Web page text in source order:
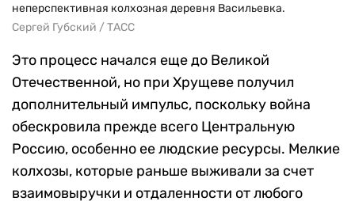
неперспективная колхозная деревня Васильевка.
Сергей Губский / ТАСС
Это процесс начался еще до Великой
Отечественной, но при Хрущеве получил
дополнительный импульс, поскольку война
обескровила прежде всего Центральную
Россию, особенно ее людские ресурсы. Мелкие
колхозы, которые раньше выживали за счет
взаимовыручки и отдаленности от любого